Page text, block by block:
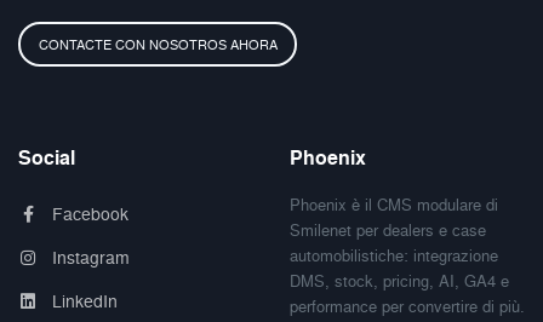
CONTACTE CON NOSOTROS AHORA
Social
Facebook
Instagram
LinkedIn
Phoenix
Phoenix è il CMS modulare di
Smilenet per dealers e case
automobilistiche: integrazione
DMS, stock, pricing, AI, GA4 e
performance per convertire di più.